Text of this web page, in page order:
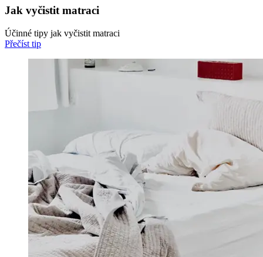
Jak vyčistit matraci
Účinné tipy jak vyčistit matraci
Přečíst tip